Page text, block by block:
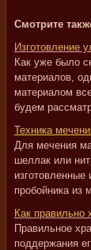
Смотрите
Изготовление
Как уже было
материалов,
материалом
будем
Техника
Для мечения
шеллак или
пробойника из
Как правильно
Правильное
поддержания